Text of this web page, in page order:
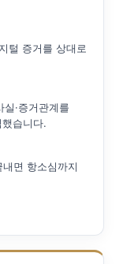
털 증거를 상대로
·증거관계를
습니다.
면 항소심까지